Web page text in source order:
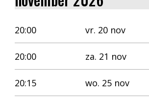
20:00 vr. 20 nov
20:00 za. 21 nov
20:15 wo. 25 nov